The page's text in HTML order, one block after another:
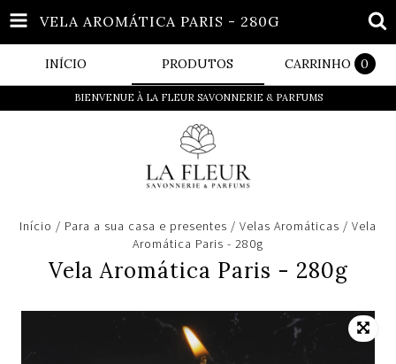
VELA AROMÁTICA PARIS - 280G
INÍCIO PRODUTOS CARRINHO 0
BIENVENUE À LA FLEUR SAVONNERIE & PARFUMS
Início / Para a sua casa e presentes / Velas Aromáticas / Vela
Aromática Paris - 280g
Vela Aromática Paris - 280g